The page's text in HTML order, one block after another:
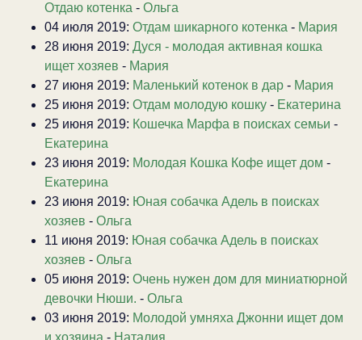
Отдаю котенка - Ольга
04 июля 2019: Отдам шикарного котенка - Мария
28 июня 2019: Дуся - молодая активная кошка
ищет хозяев - Мария
27 июня 2019: Маленький котенок в дар - Мария
25 июня 2019: Отдам молодую кошку - Екатерина
25 июня 2019: Кошечка Марфа в поисках семьи -
Екатерина
23 июня 2019: Молодая Кошка Кофе ищет дом -
Екатерина
23 июня 2019: Юная собачка Адель в поисках
хозяев - Ольга
11 июня 2019: Юная собачка Адель в поисках
хозяев - Ольга
05 июня 2019: Очень нужен дом для миниатюрной
девочки Нюши. - Ольга
03 июня 2019: Молодой умняха Джонни ищет дом
и хозяина - Наталия